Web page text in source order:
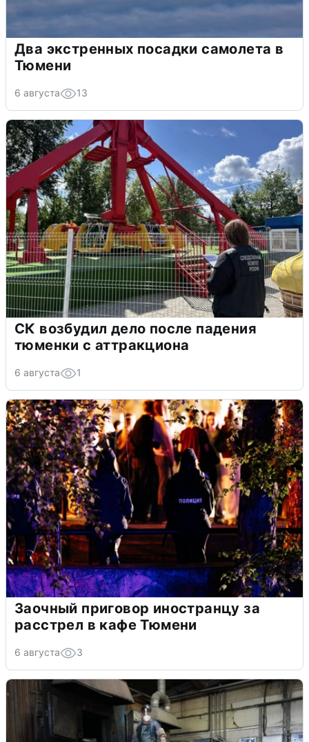
Два экстренных посадки самолета в
Тюмени
6 августа 13
СК возбудил дело после падения
тюменки с аттракциона
6 августа 1
Заочный приговор иностранцу за
расстрел в кафе Тюмени
6 августа 3